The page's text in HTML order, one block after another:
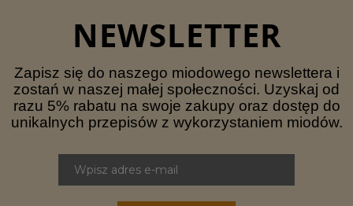
NEWSLETTER
Zapisz się do naszego miodowego newslettera i
zostań w naszej małej społeczności. Uzyskaj od
razu 5% rabatu na swoje zakupy oraz dostęp do
unikalnych przepisów z wykorzystaniem miodów.